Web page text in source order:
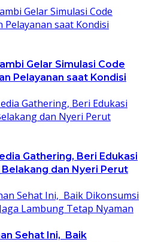
Gelar Simulasi Code
Pelayanan saat Kondisi
Gathering, Beri Edukasi
dan Nyeri Perut
Sehat Ini, Baik